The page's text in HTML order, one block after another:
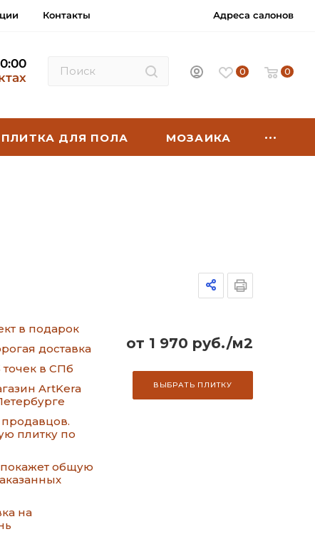
Контакты Адреса салонов
0 0
ПЛИТКА ДЛЯ ПОЛА МОЗАИКА
в подарок
доставка
в СПб
ArtKera
плитку по
общую
на
от 1 970 руб./м2
ВЫБРАТЬ ПЛИТКУ